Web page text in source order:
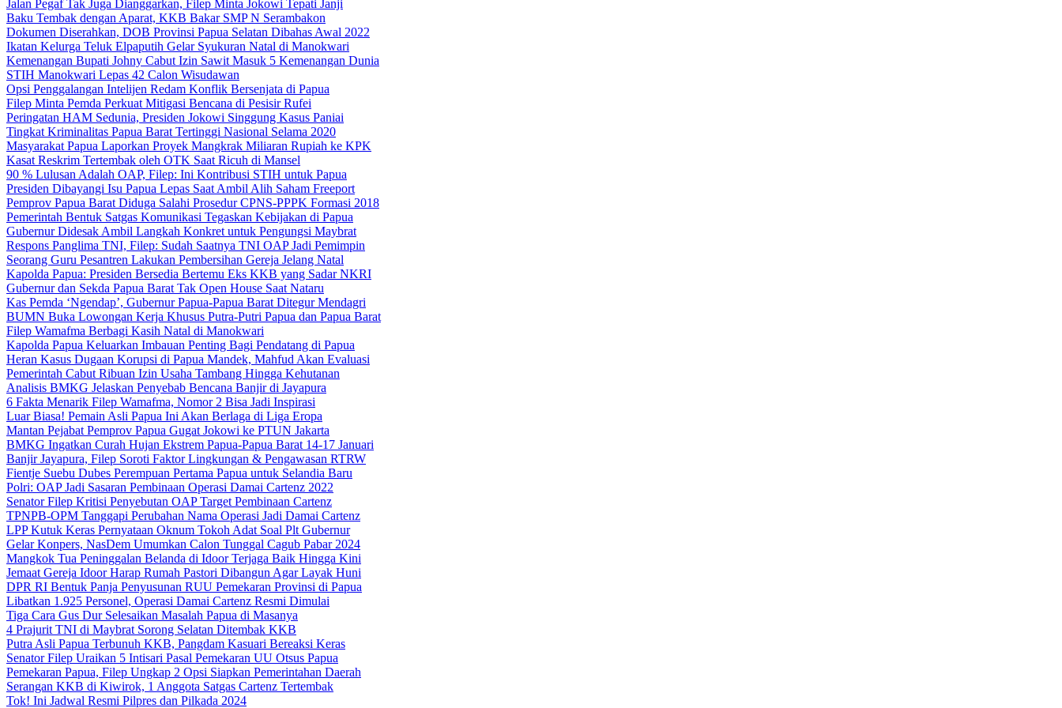
Jalan Pegaf Tak Juga Dianggarkan, Filep Minta Jokowi Tepati Janji
Baku Tembak dengan Aparat, KKB Bakar SMP N Serambakon
Dokumen Diserahkan, DOB Provinsi Papua Selatan Dibahas Awal 2022
Ikatan Kelurga Teluk Elpaputih Gelar Syukuran Natal di Manokwari
Kemenangan Bupati Johny Cabut Izin Sawit Masuk 5 Kemenangan Dunia
STIH Manokwari Lepas 42 Calon Wisudawan
Opsi Penggalangan Intelijen Redam Konflik Bersenjata di Papua
Filep Minta Pemda Perkuat Mitigasi Bencana di Pesisir Rufei
Peringatan HAM Sedunia, Presiden Jokowi Singgung Kasus Paniai
Tingkat Kriminalitas Papua Barat Tertinggi Nasional Selama 2020
Masyarakat Papua Laporkan Proyek Mangkrak Miliaran Rupiah ke KPK
Kasat Reskrim Tertembak oleh OTK Saat Ricuh di Mansel
90 % Lulusan Adalah OAP, Filep: Ini Kontribusi STIH untuk Papua
Presiden Dibayangi Isu Papua Lepas Saat Ambil Alih Saham Freeport
Pemprov Papua Barat Diduga Salahi Prosedur CPNS-PPPK Formasi 2018
Pemerintah Bentuk Satgas Komunikasi Tegaskan Kebijakan di Papua
Gubernur Didesak Ambil Langkah Konkret untuk Pengungsi Maybrat
Respons Panglima TNI, Filep: Sudah Saatnya TNI OAP Jadi Pemimpin
Seorang Guru Pesantren Lakukan Pembersihan Gereja Jelang Natal
Kapolda Papua: Presiden Bersedia Bertemu Eks KKB yang Sadar NKRI
Gubernur dan Sekda Papua Barat Tak Open House Saat Nataru
Kas Pemda ‘Ngendap’, Gubernur Papua-Papua Barat Ditegur Mendagri
BUMN Buka Lowongan Kerja Khusus Putra-Putri Papua dan Papua Barat
Filep Wamafma Berbagi Kasih Natal di Manokwari
Kapolda Papua Keluarkan Imbauan Penting Bagi Pendatang di Papua
Heran Kasus Dugaan Korupsi di Papua Mandek, Mahfud Akan Evaluasi
Pemerintah Cabut Ribuan Izin Usaha Tambang Hingga Kehutanan
Analisis BMKG Jelaskan Penyebab Bencana Banjir di Jayapura
6 Fakta Menarik Filep Wamafma, Nomor 2 Bisa Jadi Inspirasi
Luar Biasa! Pemain Asli Papua Ini Akan Berlaga di Liga Eropa
Mantan Pejabat Pemprov Papua Gugat Jokowi ke PTUN Jakarta
BMKG Ingatkan Curah Hujan Ekstrem Papua-Papua Barat 14-17 Januari
Banjir Jayapura, Filep Soroti Faktor Lingkungan & Pengawasan RTRW
Fientje Suebu Dubes Perempuan Pertama Papua untuk Selandia Baru
Polri: OAP Jadi Sasaran Pembinaan Operasi Damai Cartenz 2022
Senator Filep Kritisi Penyebutan OAP Target Pembinaan Cartenz
TPNPB-OPM Tanggapi Perubahan Nama Operasi Jadi Damai Cartenz
LPP Kutuk Keras Pernyataan Oknum Tokoh Adat Soal Plt Gubernur
Gelar Konpers, NasDem Umumkan Calon Tunggal Cagub Pabar 2024
Mangkok Tua Peninggalan Belanda di Idoor Terjaga Baik Hingga Kini
Jemaat Gereja Idoor Harap Rumah Pastori Dibangun Agar Layak Huni
DPR RI Bentuk Panja Penyusunan RUU Pemekaran Provinsi di Papua
Libatkan 1.925 Personel, Operasi Damai Cartenz Resmi Dimulai
Tiga Cara Gus Dur Selesaikan Masalah Papua di Masanya
4 Prajurit TNI di Maybrat Sorong Selatan Ditembak KKB
Putra Asli Papua Terbunuh KKB, Pangdam Kasuari Bereaksi Keras
Senator Filep Uraikan 5 Intisari Pasal Pemekaran UU Otsus Papua
Pemekaran Papua, Filep Ungkap 2 Opsi Siapkan Pemerintahan Daerah
Serangan KKB di Kiwirok, 1 Anggota Satgas Cartenz Tertembak
Tok! Ini Jadwal Resmi Pilpres dan Pilkada 2024